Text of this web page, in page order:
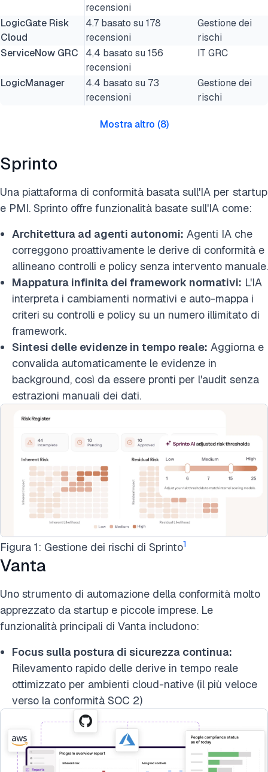
recensioni
LogicGate Risk
Cloud
4.7 basato su 178
recensioni
Gestione dei
rischi
ServiceNow GRC
4,4 basato su 156
recensioni
IT GRC
LogicManager
4.4 basato su 73
recensioni
Gestione dei
rischi
Mostra altro (8)
Sprinto
Una piattaforma di conformità basata sull'IA per startup
e PMI. Sprinto offre funzionalità basate sull'IA come:
Architettura ad agenti autonomi: Agenti IA che
correggono proattivamente le derive di conformità e
allineano controlli e policy senza intervento manuale.
Mappatura infinita dei framework normativi: L'IA
interpreta i cambiamenti normativi e auto-mappa i
criteri su controlli e policy su un numero illimitato di
framework.
Sintesi delle evidenze in tempo reale: Aggiorna e
convalida automaticamente le evidenze in
background, così da essere pronti per l'audit senza
estrazioni manuali dei dati.
Figura 1: Gestione dei rischi di Sprinto1
Vanta
Uno strumento di automazione della conformità molto
apprezzato da startup e piccole imprese. Le
funzionalità principali di Vanta includono:
Focus sulla postura di sicurezza continua:
Rilevamento rapido delle derive in tempo reale
ottimizzato per ambienti cloud-native (il più veloce
verso la conformità SOC 2)